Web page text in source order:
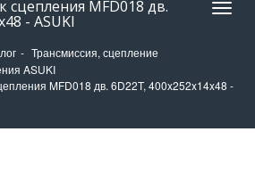
сцепления MFD018 дв.
- ASUKI
Трансмиссия, сцепление
ASUKI
MFD018 дв. 6D22T, 400x252x14x48 -